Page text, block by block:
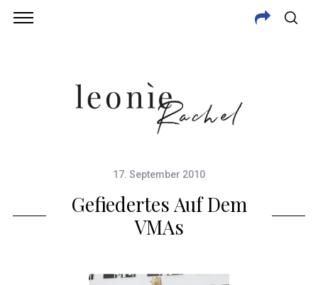
17. September 2010
Gefiedertes Auf Dem
VMAs